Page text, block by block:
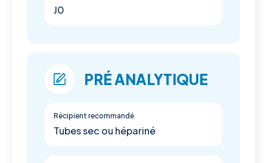
J0
PRÉ ANALYTIQUE
Récipient recommandé
Tubes sec ou hépariné